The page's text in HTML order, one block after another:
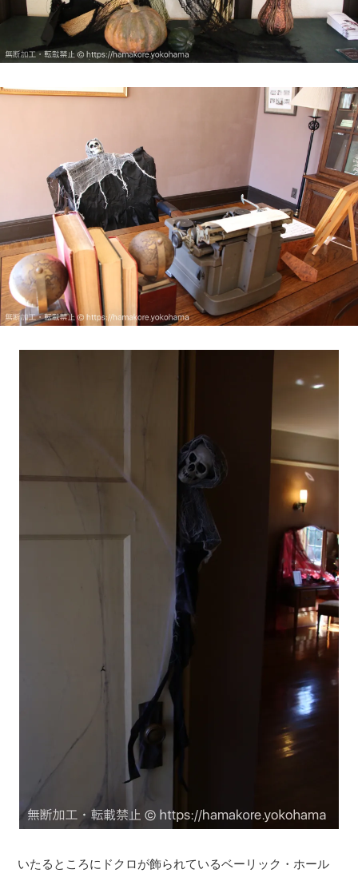
いたるところにドクロが飾られているベーリック・ホール